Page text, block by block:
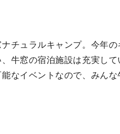
チュラルキャンプ。今年
牛窓の宿泊施設は充実し
なイベントなので、みん